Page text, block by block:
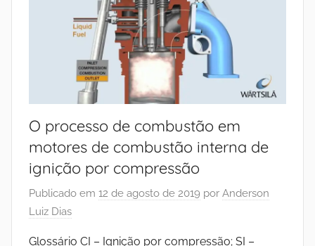
O processo de combustão em
motores de combustão interna de
ignição por compressão
Publicado em 12 de agosto de 2019 por Anderson
Luiz Dias
Glossário CI – Ignição por compressão; SI –